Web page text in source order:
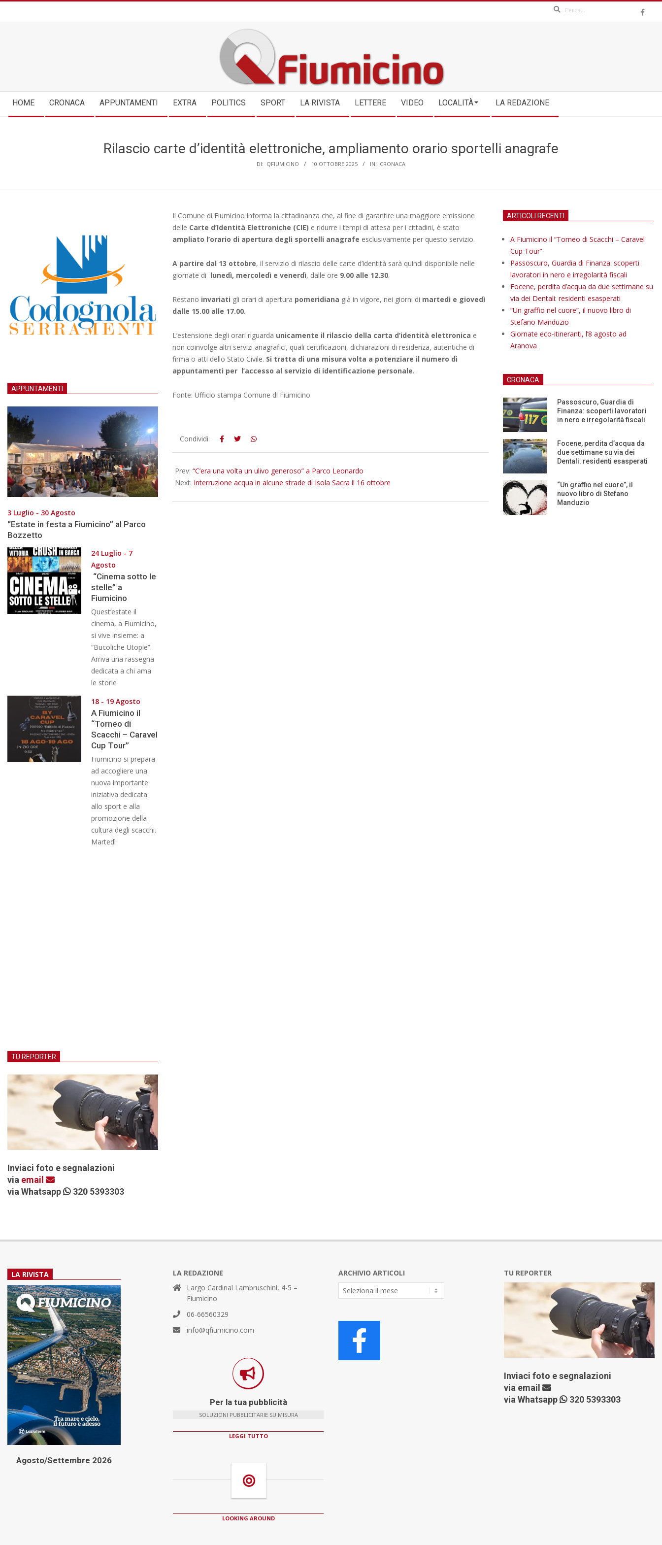
QFIUMICINO.COM
Navigation
Menu
HOME CRONACA APPUNTAMENTI EXTRA POLITICS SPORT LA RIVISTA LETTERE VIDEO LOCALITÀ LA REDAZIONE
Rilascio carte d’identità elettroniche, ampliamento orario sportelli anagrafe
DI: QFIUMICINO 10 OTTOBRE 2025 IN: CRONACA
Il Comune di Fiumicino informa la cittadinanza che, al fine di garantire una maggiore emissione
delle Carte d’Identità Elettroniche (CIE) e ridurre i tempi di attesa per i cittadini, è stato
ampliato l’orario di apertura degli sportelli anagrafe esclusivamente per questo servizio.
A partire dal 13 ottobre, il servizio di rilascio delle carte d’identità sarà quindi disponibile nelle
giornate di lunedì, mercoledì e venerdì, dalle ore 9.00 alle 12.30.
Restano invariati gli orari di apertura pomeridiana già in vigore, nei giorni di martedì e giovedì
dalle 15.00 alle 17.00.
L’estensione degli orari riguarda unicamente il rilascio della carta d’identità elettronica e
non coinvolge altri servizi anagrafici, quali certificazioni, dichiarazioni di residenza, autentiche di
firma o atti dello Stato Civile. Si tratta di una misura volta a potenziare il numero di
appuntamenti per l’accesso al servizio di identificazione personale.
Fonte: Ufficio stampa Comune di Fiumicino
2025-
10-
Condividi:
Prev: “C’era una volta un ulivo generoso” a Parco Leonardo
Next: Interruzione acqua in alcune strade di Isola Sacra il 16 ottobre
APPUNTAMENTI
3 Luglio - 30 Agosto
“Estate in festa a Fiumicino” al Parco
Bozzetto
24 Luglio - 7
Agosto
“Cinema sotto le
stelle” a
Fiumicino
Quest’estate il
cinema, a Fiumicino,
si vive insieme: a
“Bucoliche Utopie”.
Arriva una rassegna
dedicata a chi ama
le storie
18 - 19 Agosto
A Fiumicino il
“Torneo di
Scacchi – Caravel
Cup Tour”
Fiumicino si prepara
ad accogliere una
nuova importante
iniziativa dedicata
allo sport e alla
promozione della
cultura degli scacchi.
Martedì
TU REPORTER
Inviaci foto e segnalazioni
via email
via Whatsapp
320 5393303
ARTICOLI RECENTI
A Fiumicino il “Torneo di Scacchi – Caravel
Cup Tour”
Passoscuro, Guardia di Finanza: scoperti
lavoratori in nero e irregolarità fiscali
Focene, perdita d’acqua da due settimane su
via dei Dentali: residenti esasperati
“Un graffio nel cuore”, il nuovo libro di
Stefano Manduzio
Giornate eco-itineranti, l’8 agosto ad
Aranova
CRONACA
Passoscuro, Guardia di
Finanza: scoperti lavoratori
in nero e irregolarità fiscali
Focene, perdita d’acqua da
due settimane su via dei
Dentali: residenti esasperati
“Un graffio nel cuore”, il
nuovo libro di Stefano
Manduzio
LA RIVISTA
Agosto/Settembre 2026
LA REDAZIONE
Largo Cardinal Lambruschini, 4-5 –
Fiumicino
06-66560329
info@qfiumicino.com
Per la tua pubblicità
SOLUZIONI PUBBLICITARIE SU MISURA
LEGGI TUTTO
LOOKING AROUND
ARCHIVIO ARTICOLI
Archivio
Articoli
TU REPORTER
Inviaci foto e segnalazioni
via email
via Whatsapp
320 5393303